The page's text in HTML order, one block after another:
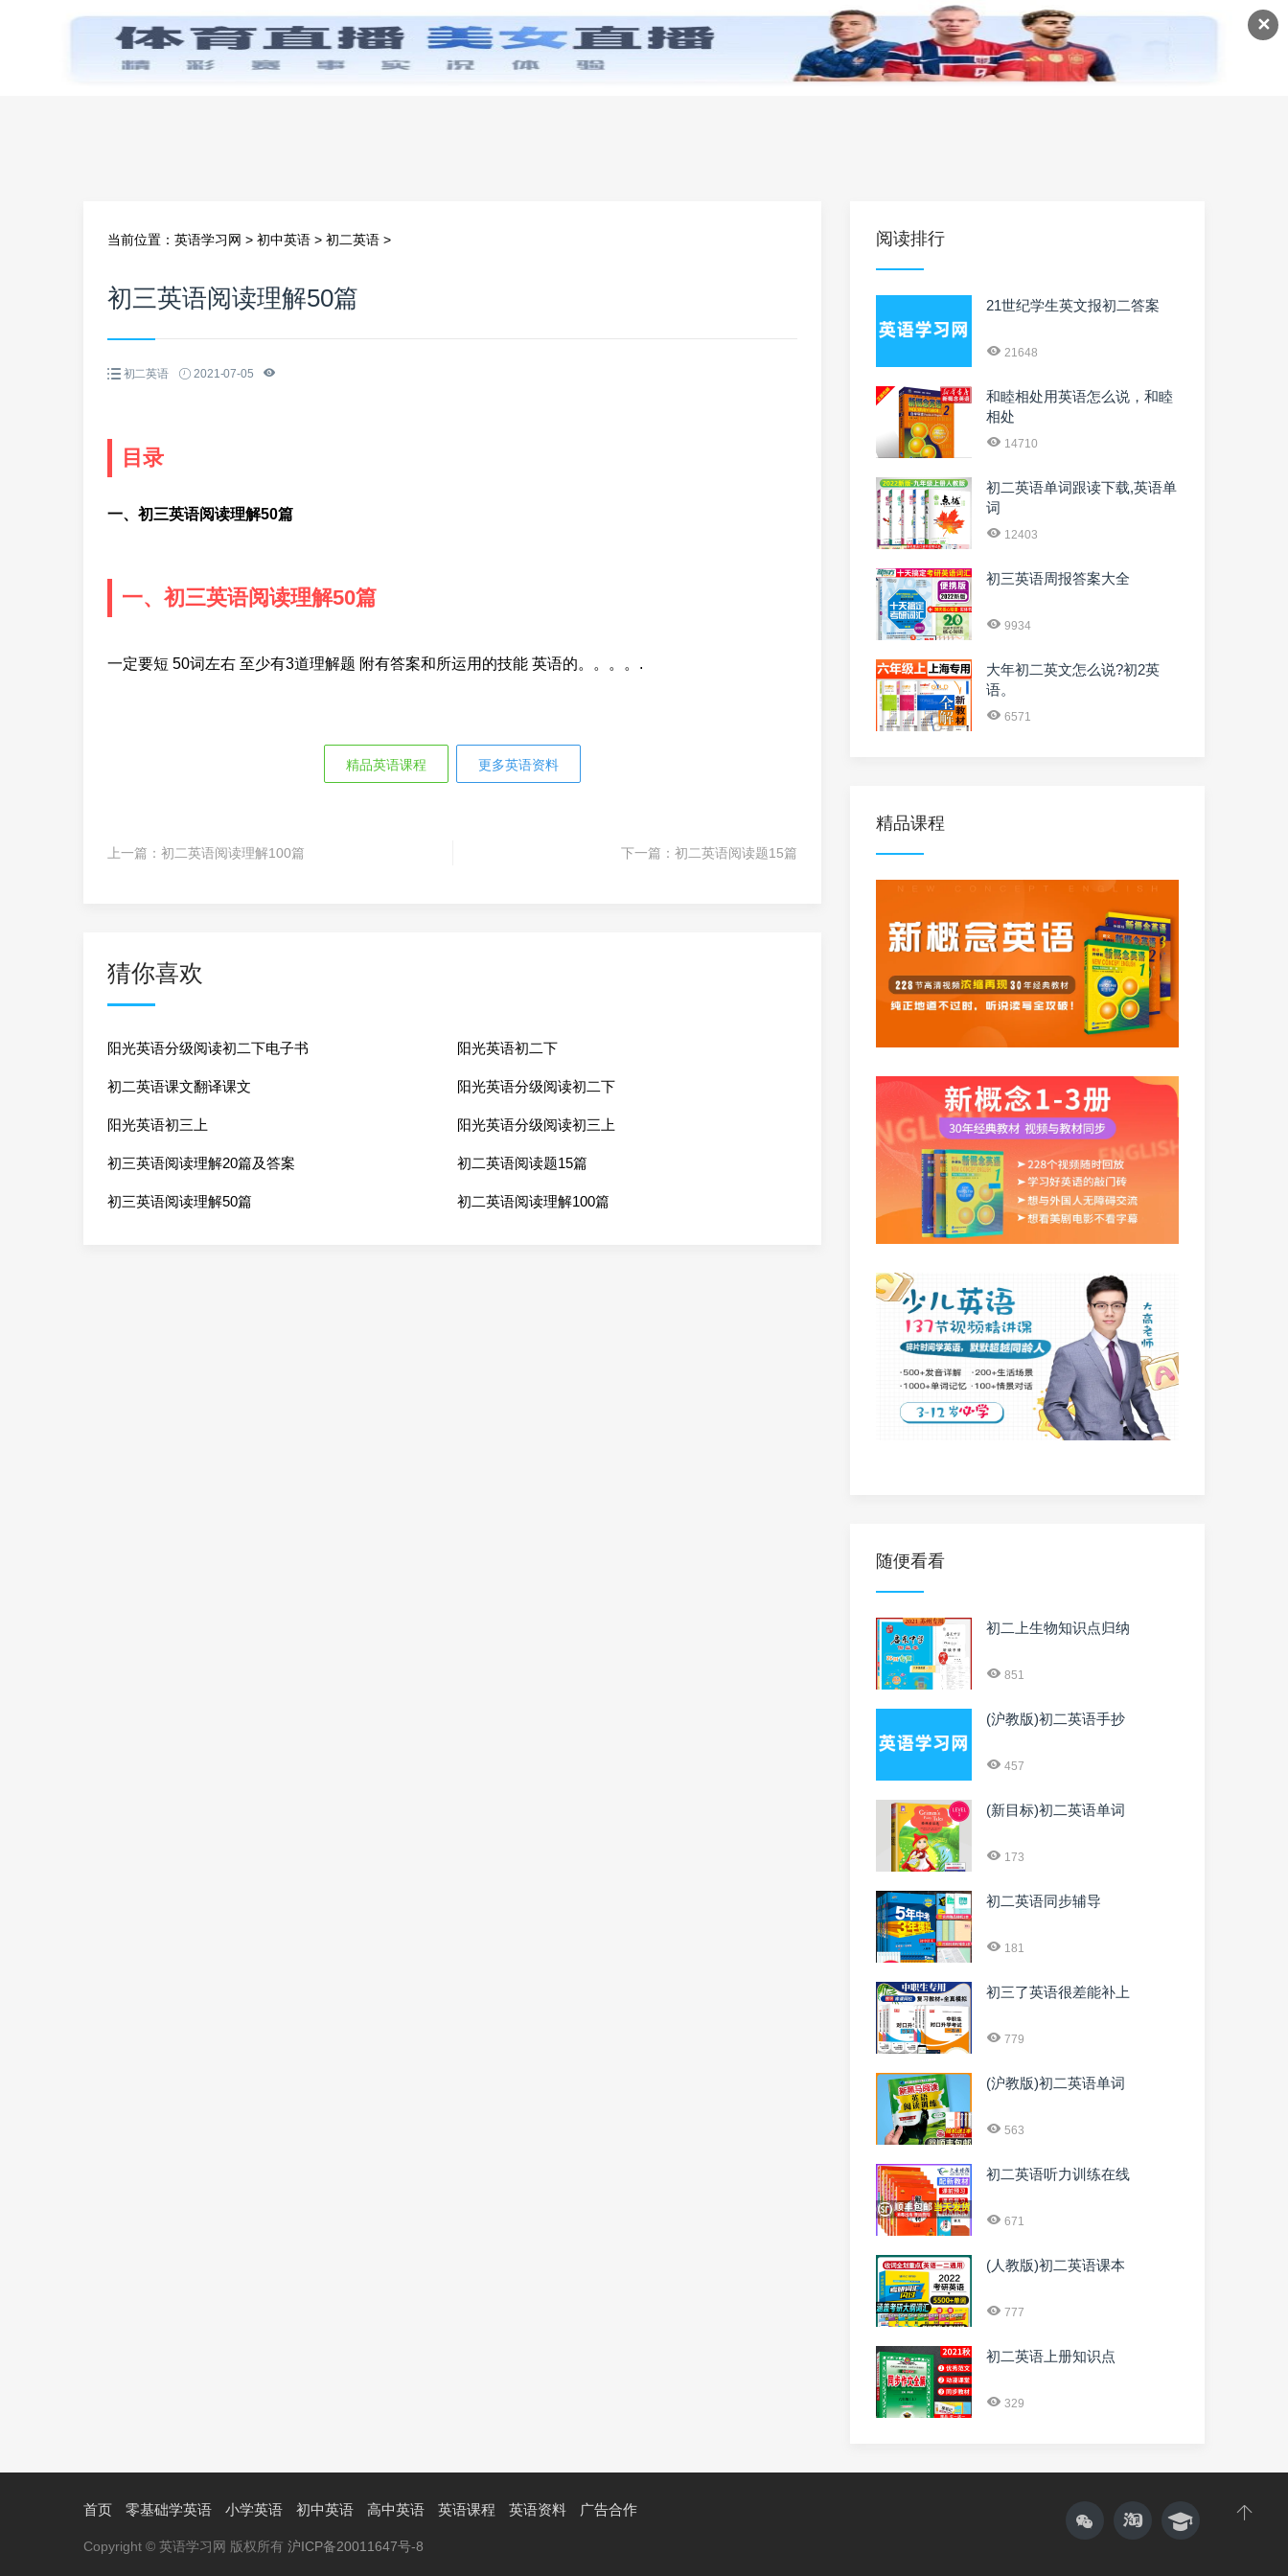
✕
首页 零基础学英语 小学英语 初中英语 高中英语 英语课程 英语资料
当前位置： 英语学习网 > 初中英语 > 初二英语 >
初三英语阅读理解50篇
初二英语 2021-07-05
目录
一、初三英语阅读理解50篇
一、初三英语阅读理解50篇
一定要短 50词左右 至少有3道理解题 附有答案和所运用的技能 英语的。。。。.
精品英语课程 更多英语资料
上一篇： 初二英语阅读理解100篇 下一篇： 初二英语阅读题15篇
猜你喜欢
阳光英语分级阅读初二下电子书 阳光英语初二下
初二英语课文翻译课文 阳光英语分级阅读初二下
阳光英语初三上 阳光英语分级阅读初三上
初三英语阅读理解20篇及答案 初二英语阅读题15篇
初三英语阅读理解50篇 初二英语阅读理解100篇
阅读排行
21世纪学生英文报初二答案
21648
和睦相处用英语怎么说，和睦
相处
14710
初二英语单词跟读下载,英语单
词
12403
初三英语周报答案大全
9934
大年初二英文怎么说?初2英
语。
6571
精品课程
随便看看
初二上生物知识点归纳
851
(沪教版)初二英语手抄
457
(新目标)初二英语单词
173
初二英语同步辅导
181
初三了英语很差能补上
779
(沪教版)初二英语单词
563
初二英语听力训练在线
671
(人教版)初二英语课本
777
初二英语上册知识点
329
首页 零基础学英语 小学英语 初中英语 高中英语 英语课程 英语资料 广告合作
Copyright © 英语学习网 版权所有 沪ICP备20011647号-8